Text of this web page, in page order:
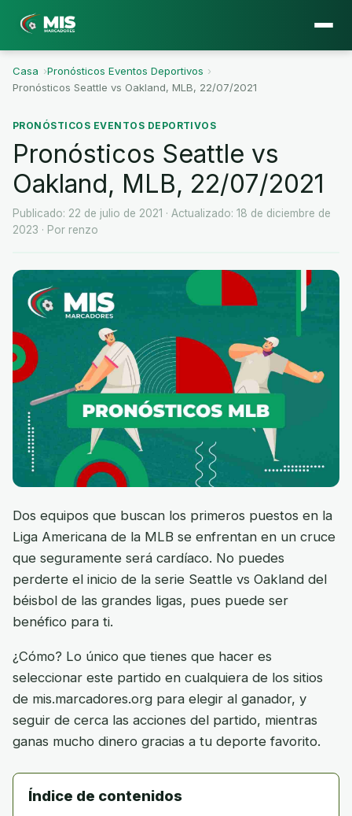
Casa ›Pronósticos Eventos Deportivos ›
Pronósticos Seattle vs Oakland, MLB, 22/07/2021
PRONÓSTICOS EVENTOS DEPORTIVOS
Pronósticos Seattle vs
Oakland, MLB, 22/07/2021
Publicado: 22 de julio de 2021 · Actualizado: 18 de diciembre de
2023 · Por renzo
Dos equipos que buscan los primeros puestos en la
Liga Americana de la MLB se enfrentan en un cruce
que seguramente será cardíaco. No puedes
perderte el inicio de la serie Seattle vs Oakland del
béisbol de las grandes ligas, pues puede ser
benéfico para ti.
¿Cómo? Lo único que tienes que hacer es
seleccionar este partido en cualquiera de los sitios
de mis.marcadores.org para elegir al ganador, y
seguir de cerca las acciones del partido, mientras
ganas mucho dinero gracias a tu deporte favorito.
Índice de contenidos